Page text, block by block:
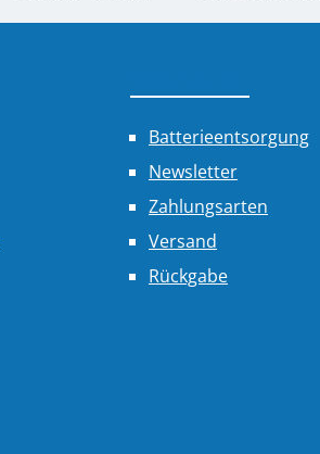
Batterieentsorgung
Newsletter
Zahlungsarten
Versand
Rückgabe